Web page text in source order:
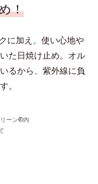
！
に加え、使い心地や
た日焼け止め。 オル
るから、紫外線に負
。
ーン®内